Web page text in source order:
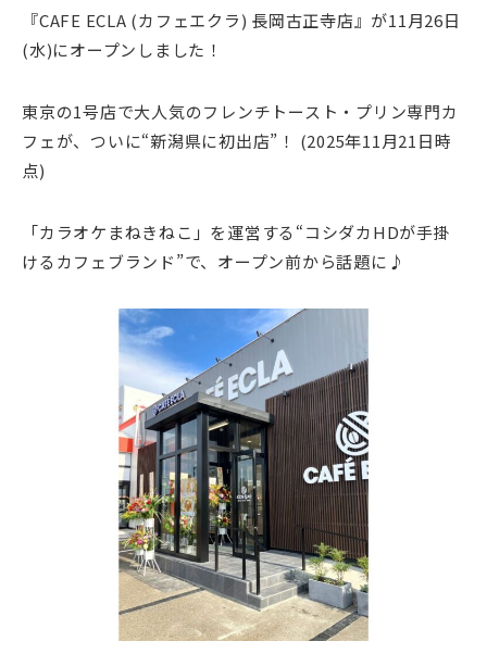
『CAFE ECLA (カフェエクラ) 長岡古正寺店』が11月26日
(水)にオープンしました！
東京の1号店で大人気のフレンチトースト・プリン専門カ
フェが、ついに“新潟県に初出店”！ (2025年11月21日時
点)
「カラオケまねきねこ」を運営する“コシダカHDが手掛
けるカフェブランド”で、オープン前から話題に♪